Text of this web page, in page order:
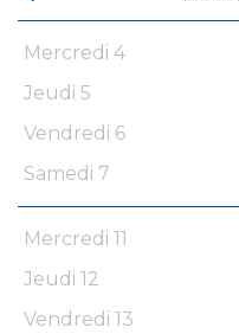
Mercredi 4
Jeudi 5
Vendredi 6
Samedi 7
Mercredi 11
Jeudi 12
Vendredi 13